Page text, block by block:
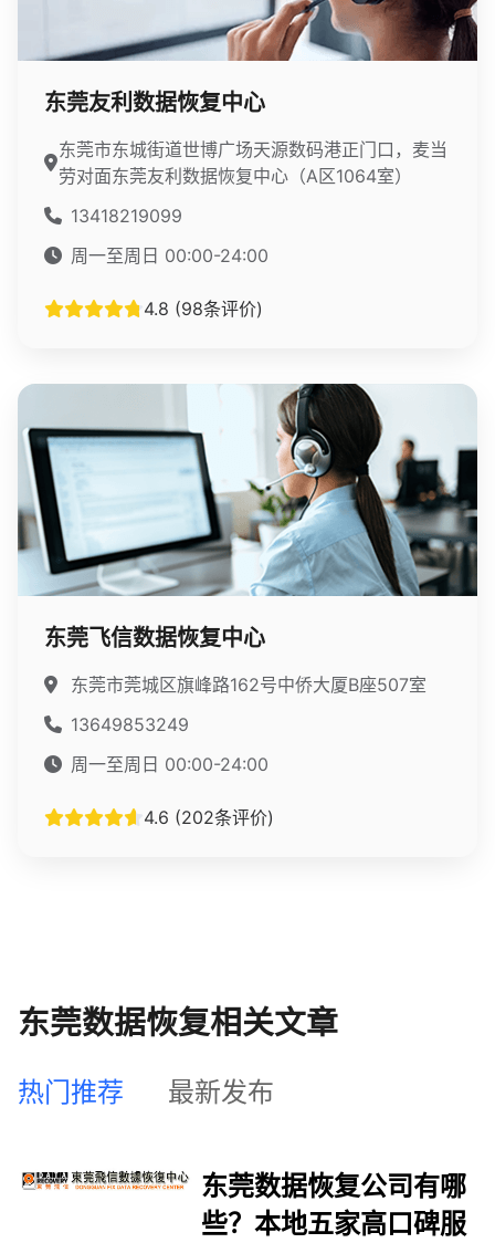
东莞友利数据恢复中心
东莞市东城街道世博广场天源数码港正门口，麦当
劳对面东莞友利数据恢复中心（A区1064室）
13418219099
周一至周日 00:00-24:00
4.8 (98条评价)
东莞飞信数据恢复中心
东莞市莞城区旗峰路162号中侨大厦B座507室
13649853249
周一至周日 00:00-24:00
4.6 (202条评价)
东莞数据恢复相关文章
热门推荐 最新发布
东莞数据恢复公司有哪
些？本地五家高口碑服